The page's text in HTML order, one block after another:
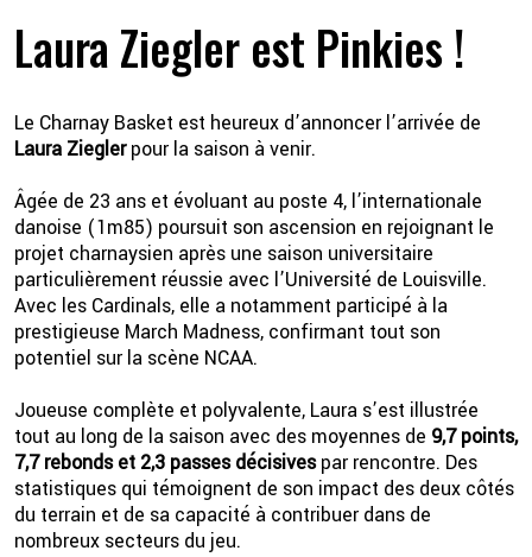
💦
Laura Ziegler est Pinkies !
Le Charnay Basket est heureux d’annoncer l’arrivée de
Laura Zieglerpour la saison à venir.
Âgée de 23 ans et évoluant au poste 4, l’internationale
danoise (1m85) poursuit son ascension en rejoignant le
projet charnaysien après une saison universitaire
particulièrement réussie avec l’Université de Louisville.
Avec les Cardinals, elle a notamment participé à la
prestigieuse March Madness, confirmant tout son
potentiel sur la scène NCAA.
Joueuse complète et polyvalente, Laura s’est illustrée
tout au long de la saison avec des moyennes de 9,7 points,
7,7 rebonds et 2,3 passes décisivespar rencontre. Des
statistiques qui témoignent de son impact des deux côtés
du terrain et de sa capacité à contribuer dans de
nombreux secteurs du jeu.